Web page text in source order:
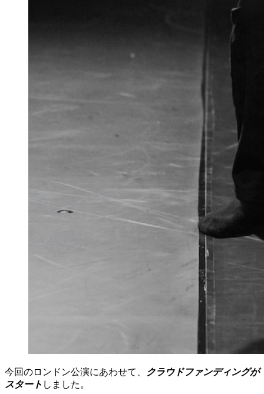
今回のロンドン公演にあわせて、
クラウドファンディングが
スタート しました。